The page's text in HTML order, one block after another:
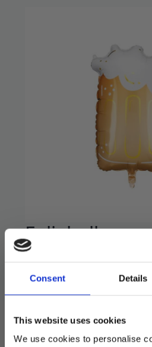
Consent Details
This website uses cookies
We use cookies to personalise
Folieballong
Fin folieballong som kan
henges opp eller fylles med